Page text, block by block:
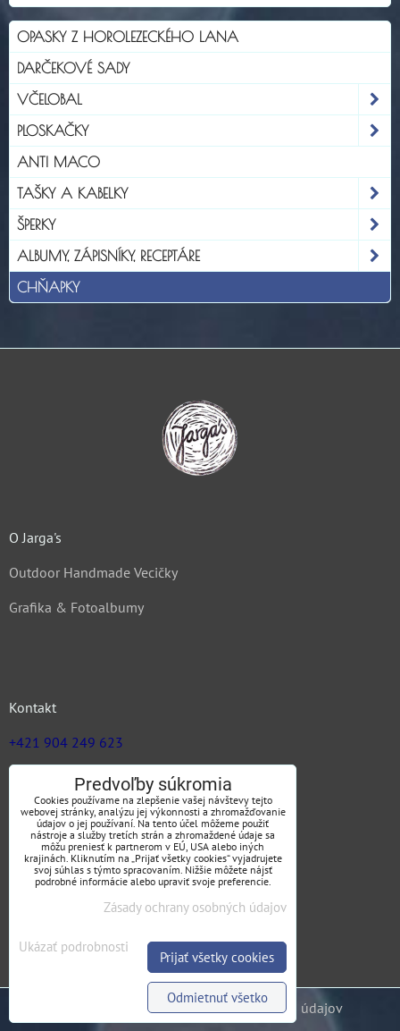
OPASKY Z HOROLEZECKÉHO LANA
DARČEKOVÉ SADY
VČELOBAL
PLOSKAČKY
ANTI MACO
TAŠKY A KABELKY
ŠPERKY
ALBUMY, ZÁPISNÍKY, RECEPTÁRE
CHŇAPKY
O Jarga's
Outdoor Handmade Vecičky
Grafika & Fotoalbumy
Kontakt
+421 904 249 623
zuz@jargas.sk
Obchodné podmienky
Zásady ochrany osobných údajov
Predvoľby súkromia
Cookies používame na zlepšenie vašej návštevy tejto
webovej stránky, analýzu jej výkonnosti a zhromažďovanie
údajov o jej používaní. Na tento účel môžeme použiť
nástroje a služby tretích strán a zhromaždené údaje sa
môžu preniesť k partnerom v EÚ, USA alebo iných
krajinách. Kliknutím na „Prijať všetky cookies“ vyjadrujete
svoj súhlas s týmto spracovaním. Nižšie môžete nájsť
podrobné informácie alebo upraviť svoje preferencie.
Zásady ochrany osobných údajov
Ukázať podrobnosti
Prijať všetky cookies
Odmietnuť všetko